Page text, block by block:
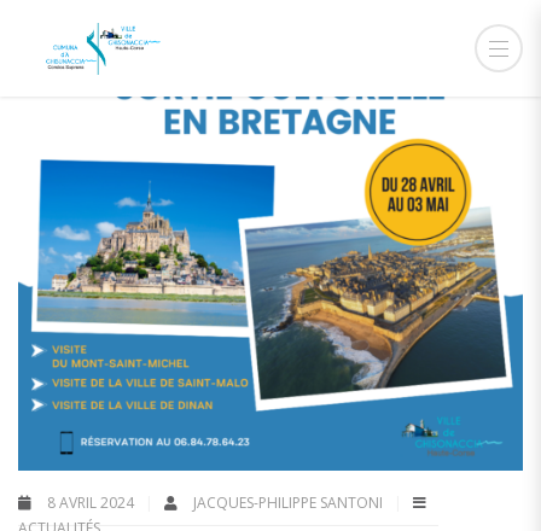
8 AVRIL 2024
JACQUES-PHILIPPE SANTONI